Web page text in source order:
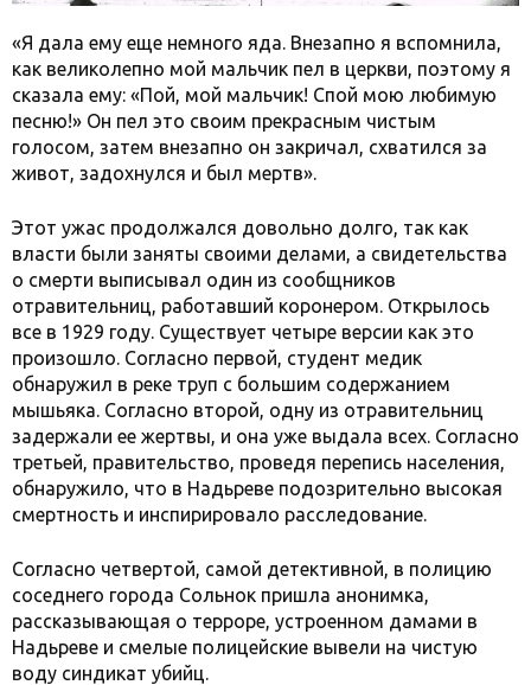
«Я дала ему еще немного яда. Внезапно я вспомнила,
как великолепно мой мальчик пел в церкви, поэтому я
сказала ему: «Пой, мой мальчик! Спой мою любимую
песню!» Он пел это своим прекрасным чистым
голосом, затем внезапно он закричал, схватился за
живот, задохнулся и был мертв».
Этот ужас продолжался довольно долго, так как
власти были заняты своими делами, а свидетельства
о смерти выписывал один из сообщников
отравительниц, работавший коронером. Открылось
все в 1929 году. Существует четыре версии как это
произошло. Согласно первой, студент медик
обнаружил в реке труп с большим содержанием
мышьяка. Согласно второй, одну из отравительниц
задержали ее жертвы, и она уже выдала всех. Согласно
третьей, правительство, проведя перепись населения,
обнаружило, что в Надьреве подозрительно высокая
смертность и инспирировало расследование.
Согласно четвертой, самой детективной, в полицию
соседнего города Сольнок пришла анонимка,
рассказывающая о терроре, устроенном дамами в
Надьреве и смелые полицейские вывели на чистую
воду синдикат убийц.